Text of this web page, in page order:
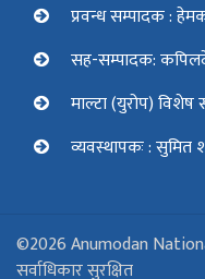
प्रवन्ध सम्पादक :
सह-सम्पादक:
माल्टा (युरोप)
व्यवस्थापकः : सुमित
©2026 Anumodan
सर्वाधिकार सुरक्षित